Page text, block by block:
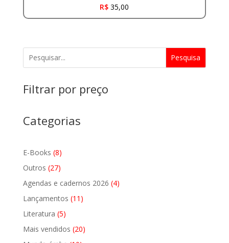
R$ 35,00
Pesquisa
Filtrar por preço
Categorias
E-Books 88
produtos
Outros 2727
produtos
Agendas e cadernos 2026 44
Lançamentos 11 11
Literatura 55
produtos
Mais vendidos 2020